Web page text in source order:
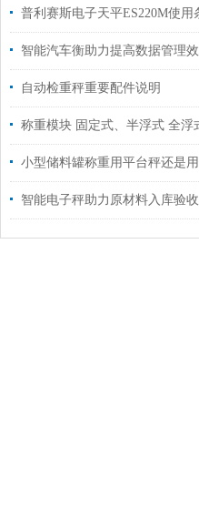
自动检重秤重要配件说明
智能电子秤助力原材料入库验收